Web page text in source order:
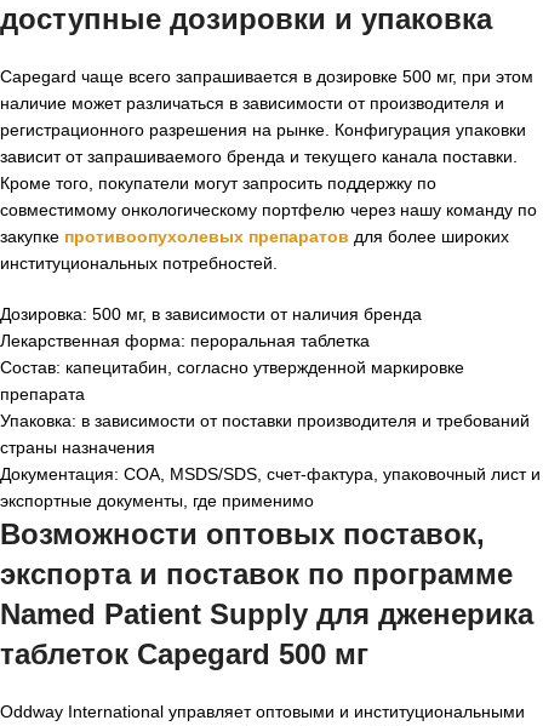
доступные дозировки и упаковка
Capegard чаще всего запрашивается в дозировке 500 мг, при этом
наличие может различаться в зависимости от производителя и
регистрационного разрешения на рынке. Конфигурация упаковки
зависит от запрашиваемого бренда и текущего канала поставки.
Кроме того, покупатели могут запросить поддержку по
совместимому онкологическому портфелю через нашу команду по
закупке противоопухолевых препаратов для более широких
институциональных потребностей.
Дозировка: 500 мг, в зависимости от наличия бренда
Лекарственная форма: пероральная таблетка
Состав: капецитабин, согласно утвержденной маркировке
препарата
Упаковка: в зависимости от поставки производителя и требований
страны назначения
Документация: COA, MSDS/SDS, счет-фактура, упаковочный лист и
экспортные документы, где применимо
Возможности оптовых поставок,
экспорта и поставок по программе
Named Patient Supply для дженерика
таблеток Capegard 500 мг
Oddway International управляет оптовыми и институциональными